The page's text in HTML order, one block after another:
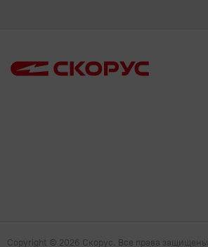
Copyright © 2026 Скорус. Все права защищены.